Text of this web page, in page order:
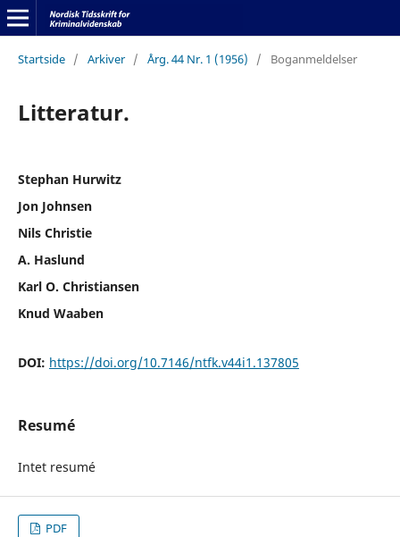
Startside / Arkiver / Årg. 44 Nr. 1 (1956) / Boganmeldelser
Litteratur.
Stephan Hurwitz
Jon Johnsen
Nils Christie
A. Haslund
Karl O. Christiansen
Knud Waaben
DOI: https://doi.org/10.7146/ntfk.v44i1.137805
Resumé
Intet resumé
PDF